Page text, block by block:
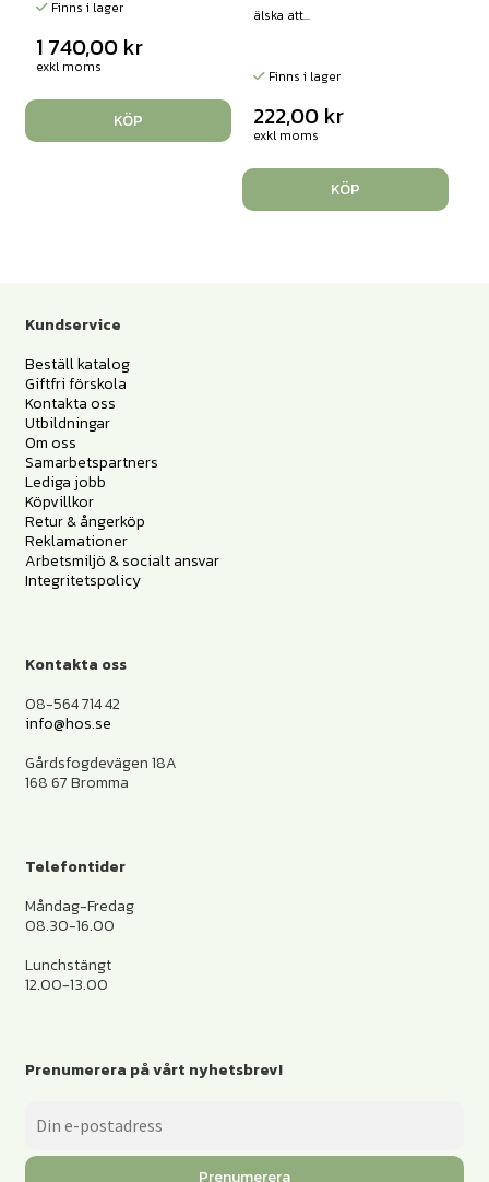
Finns i lager
1 740,00 kr
exkl moms
KÖP
älska att...
Finns i lager
222,00 kr
exkl moms
KÖP
Kundservice
Beställ katalog
Giftfri förskola
Kontakta oss
Utbildningar
Om oss
Samarbetspartners
Lediga jobb
Köpvillkor
Retur & ångerköp
Reklamationer
Arbetsmiljö & socialt ansvar
Integritetspolicy
Kontakta oss
08-564 714 42
info@hos.se
Gårdsfogdevägen 18A
168 67 Bromma
Telefontider
Måndag-Fredag
08.30-16.00
Lunchstängt
12.00-13.00
Prenumerera på vårt nyhetsbrev!
Prenumerera